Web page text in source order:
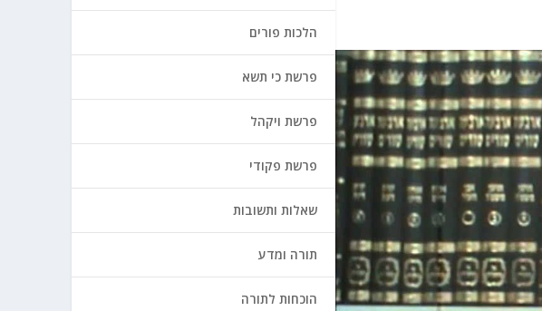
הלכות פורים
פרשת כי תשא
פרשת ויקהל
פרשת פקודי
שאלות ותשובות
תורה ומדע
הוכחות לתורה